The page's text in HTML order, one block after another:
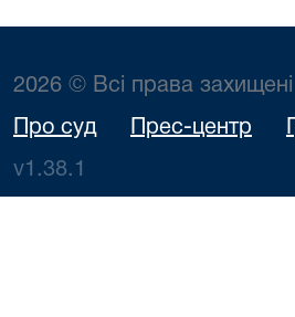
2026 © Всі права захищені
Про суд Прес-центр
v1.38.1